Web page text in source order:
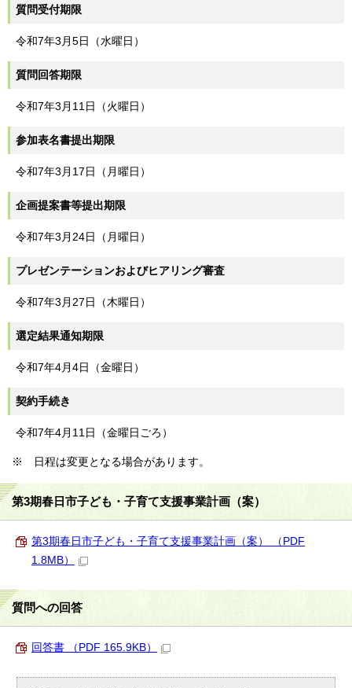
質問受付期限
令和7年3月5日（水曜日）
質問回答期限
令和7年3月11日（火曜日）
参加表名書提出期限
令和7年3月17日（月曜日）
企画提案書等提出期限
令和7年3月24日（月曜日）
プレゼンテーションおよびヒアリング審査
令和7年3月27日（木曜日）
選定結果通知期限
令和7年4月4日（金曜日）
契約手続き
令和7年4月11日（金曜日ごろ）
※ 日程は変更となる場合があります。
第3期春日市子ども・子育て支援事業計画（案）
第3期春日市子ども・子育て支援事業計画（案） （PDF
1.8MB）
質問への回答
回答書 （PDF 165.9KB）